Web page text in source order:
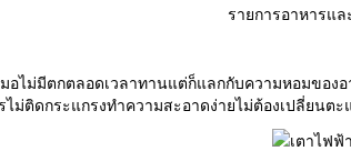
รายการอาหารแ
ไม่มีตกตลอดเวลาทานแต่ก็แลกกับความหอมขอ
ม่ติดกระแกรงทำความสะอาดง่ายไม่ต้องเปลี่ยน